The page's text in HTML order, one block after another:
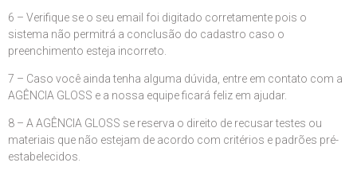
6 – Verifique se o seu email foi digitado corretamente pois o
sistema não permitrá a conclusão do cadastro caso o
preenchimento esteja incorreto.
7 – Caso você ainda tenha alguma dúvida, entre em contato com a
AGÊNCIA GLOSS e a nossa equipe ficará feliz em ajudar.
8 – A AGÊNCIA GLOSS se reserva o direito de recusar testes ou
materiais que não estejam de acordo com critérios e padrões pré-
estabelecidos.